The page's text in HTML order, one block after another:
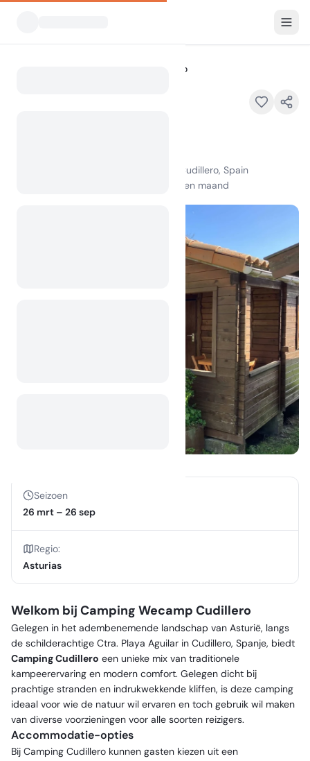
Wecamp Cudillero
Playa del Aguilar, Km 0800, 33150 Cudillero, Spain
weergaven in de afgelopen maand
Seizoen
26 mrt – 26 sep
Regio:
Asturias
Welkom bij Camping Wecamp Cudillero
Gelegen in het adembenemende landschap van Asturië, langs
de schilderachtige Ctra. Playa Aguilar in Cudillero, Spanje, biedt
Camping Cudillero een unieke mix van traditionele
kampeerervaring en modern comfort. Gelegen dicht bij
prachtige stranden en indrukwekkende kliffen, is deze camping
ideaal voor wie de natuur wil ervaren en toch gebruik wil maken
van diverse voorzieningen voor alle soorten reizigers.
Accommodatie-opties
Bij Camping Cudillero kunnen gasten kiezen uit een